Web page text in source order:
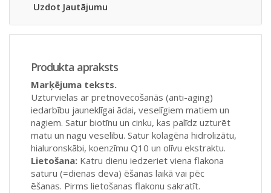
Uzdot Jautājumu
Produkta apraksts
Marķējuma teksts.
Uzturvielas ar pretnovecošanās (anti-aging)
iedarbību jauneklīgai ādai, veselīgiem matiem un
nagiem. Satur biotīnu un cinku, kas palīdz uzturēt
matu un nagu veselību. Satur kolagēna hidrolizātu,
hialuronskābi, koenzīmu Q10 un olīvu ekstraktu.
Lietošana: Katru dienu iedzeriet viena flakona
saturu (=dienas deva) ēšanas laikā vai pēc
ēšanas. Pirms lietošanas flakonu sakratīt.